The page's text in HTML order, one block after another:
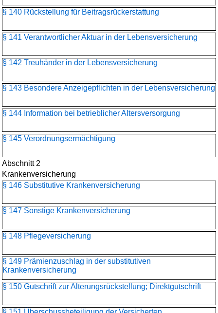
§ 140 Rückstellung für Beitragsrückerstattung
§ 141 Verantwortlicher Aktuar in der Lebensversicherung
§ 142 Treuhänder in der Lebensversicherung
§ 143 Besondere Anzeigepflichten in der Lebensversicherung
§ 144 Information bei betrieblicher Altersversorgung
§ 145 Verordnungsermächtigung
Abschnitt 2
Krankenversicherung
§ 146 Substitutive Krankenversicherung
§ 147 Sonstige Krankenversicherung
§ 148 Pflegeversicherung
§ 149 Prämienzuschlag in der substitutiven
Krankenversicherung
§ 150 Gutschrift zur Alterungsrückstellung; Direktgutschrift